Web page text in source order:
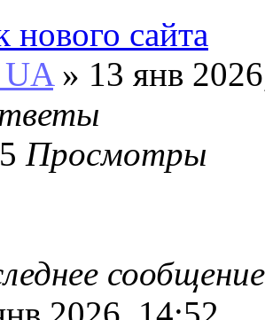
нового сайта
» 13 янв
Просмотры